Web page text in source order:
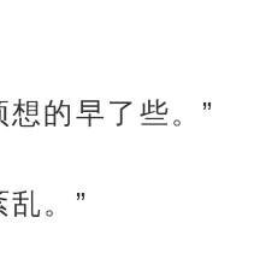
的早了些。”
。”